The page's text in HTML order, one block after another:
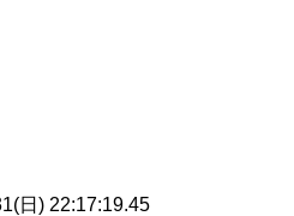
日) 22:17:19.45